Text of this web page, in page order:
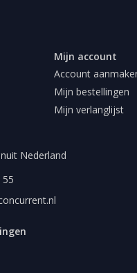
Mijn account
Account
Mijn bestellingen
Mijn verlanglijst
Nederland
55